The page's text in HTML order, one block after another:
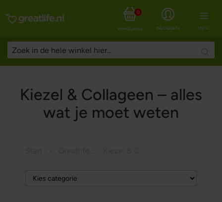
MENU
INLOGGEN
WINKELWAGEN
0
Kiezel & Collageen – alles
wat je moet weten